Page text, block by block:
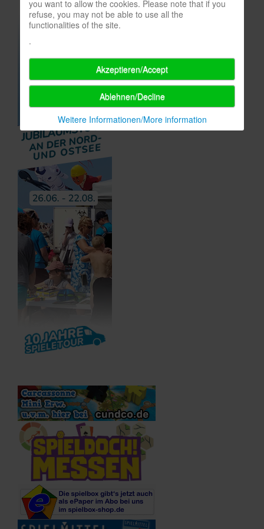
you want to allow the cookies. Please note that if you
refuse, you may not be able to use all the
functionalities of the site.
.
Akzeptieren/Accept
Ablehnen/Decline
Weitere Informationen/More information